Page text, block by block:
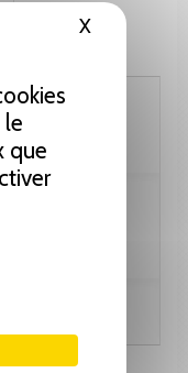
le
que
XMasquer